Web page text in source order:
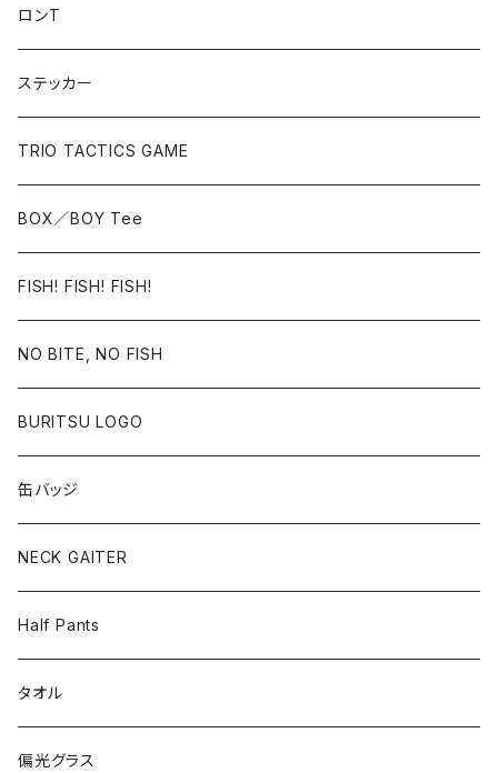
Mr.Nobite
FiSH
BIGMOUTH
BOX／BOY Tee
FISH! FISH! FISH!
NO BITE, NO FISH
BURITSU LOGO
ロンT
ステッカー
TRIO TACTICS GAME
BOX／BOY Tee
FISH! FISH! FISH!
NO BITE, NO FISH
BURITSU LOGO
缶バッジ
NECK GAITER
Half Pants
タオル
偏光グラス